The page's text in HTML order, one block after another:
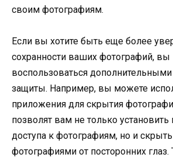
своим фотографиям.
Если вы хотите быть еще более
сохранности ваших фотографий,
воспользоваться
защиты. Например, вы можете
приложения для скрытия
позволят вам не только установить
доступа к фотографиям, но и
фотографиями от посторонних глаз.